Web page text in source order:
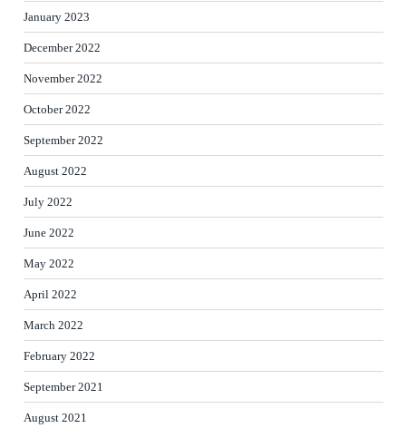
January 2023
December 2022
November 2022
October 2022
September 2022
August 2022
July 2022
June 2022
May 2022
April 2022
March 2022
February 2022
September 2021
August 2021